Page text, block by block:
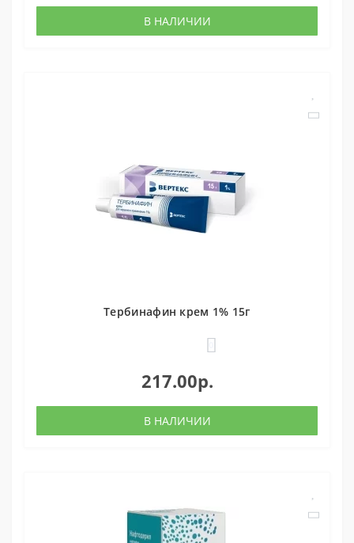
В НАЛИЧИИ
Тербинафин крем 1% 15г
217.00р.
В НАЛИЧИИ